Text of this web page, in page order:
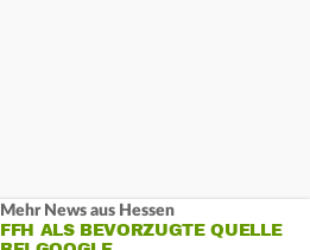
Mehr News aus Hessen
FFH ALS BEVORZUGTE QUELLE